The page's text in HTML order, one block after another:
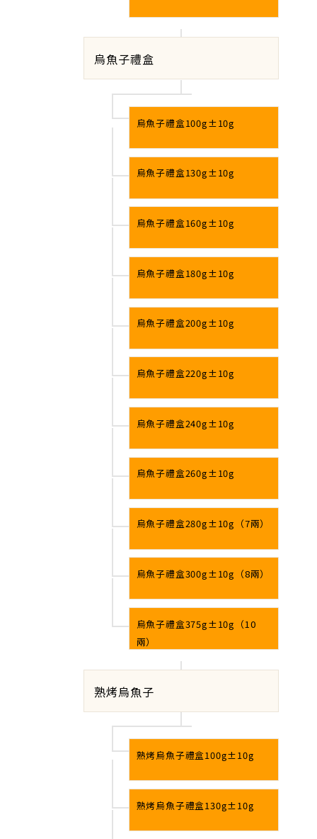
烏魚子禮盒
烏魚子禮盒100g±10g
烏魚子禮盒130g±10g
烏魚子禮盒160g±10g
烏魚子禮盒180g±10g
烏魚子禮盒200g±10g
烏魚子禮盒220g±10g
烏魚子禮盒240g±10g
烏魚子禮盒260g±10g
烏魚子禮盒280g±10g（7兩）
烏魚子禮盒300g±10g（8兩）
烏魚子禮盒375g±10g（10
兩）
熟烤烏魚子
熟烤烏魚子禮盒100g±10g
熟烤烏魚子禮盒130g±10g